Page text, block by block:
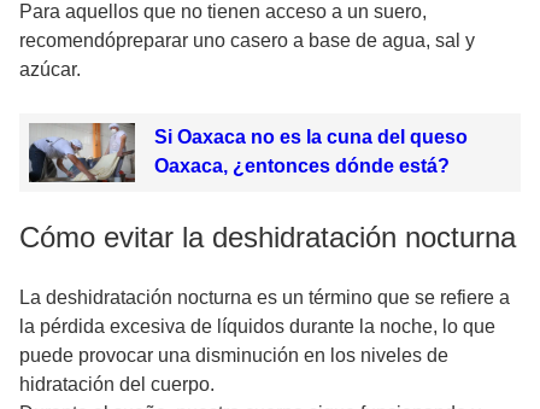
Para aquellos que no tienen acceso a un suero,
recomendópreparar uno casero a base de agua, sal y
azúcar.
Si Oaxaca no es la cuna del queso
Oaxaca, ¿entonces dónde está?
Cómo evitar la deshidratación nocturna
La deshidratación nocturna es un término que se refiere a
la pérdida excesiva de líquidos durante la noche, lo que
puede provocar una disminución en los niveles de
hidratación del cuerpo.